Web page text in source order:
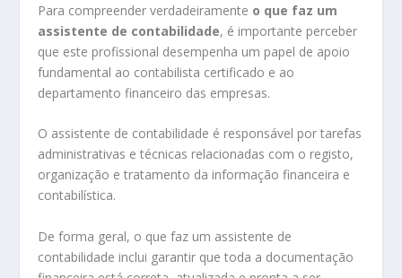
Para compreender verdadeiramente o que faz um
assistente de contabilidade, é importante perceber
que este profissional desempenha um papel de apoio
fundamental ao contabilista certificado e ao
departamento financeiro das empresas.
O assistente de contabilidade é responsável por tarefas
administrativas e técnicas relacionadas com o registo,
organização e tratamento da informação financeira e
contabilística.
De forma geral, o que faz um assistente de
contabilidade inclui garantir que toda a documentação